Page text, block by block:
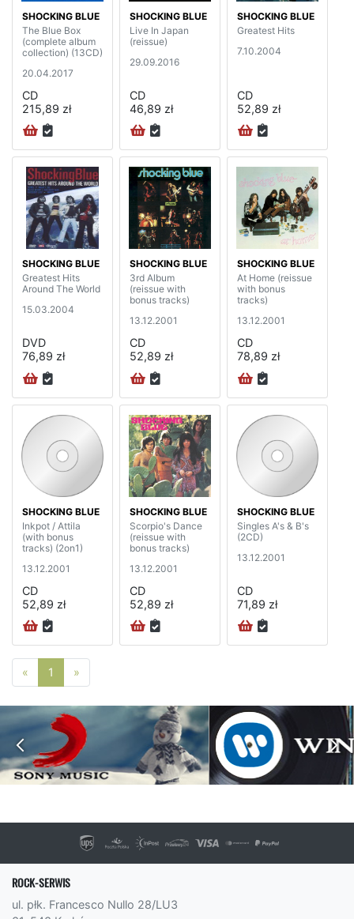
SHOCKING BLUE
The Blue Box
(complete album
collection) (13CD)
20.04.2017
CD
215,89 zł
SHOCKING BLUE
Live In Japan
(reissue)
29.09.2016
CD
46,89 zł
SHOCKING BLUE
Greatest Hits
7.10.2004
CD
52,89 zł
SHOCKING BLUE
Greatest Hits
Around The World
15.03.2004
DVD
76,89 zł
SHOCKING BLUE
3rd Album
(reissue with
bonus tracks)
13.12.2001
CD
52,89 zł
SHOCKING BLUE
At Home (reissue
with bonus
tracks)
13.12.2001
CD
78,89 zł
SHOCKING BLUE
Inkpot / Attila
(with bonus
tracks) (2on1)
13.12.2001
CD
52,89 zł
SHOCKING BLUE
Scorpio's Dance
(reissue with
bonus tracks)
13.12.2001
CD
52,89 zł
SHOCKING BLUE
Singles A's & B's
(2CD)
13.12.2001
CD
71,89 zł
« Poprzednia strona
1 »
ROCK-SERWIS
ul. płk. Francesco Nullo 28/LU3